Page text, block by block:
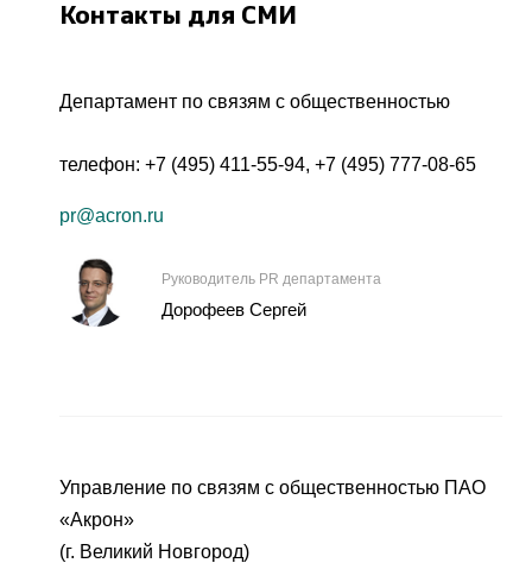
Контакты для СМИ
Департамент по связям с общественностью
телефон: +7 (495) 411-55-94, +7 (495) 777-08-65
pr@acron.ru
Руководитель PR департамента
Дорофеев Сергей
Управление по связям с общественностью ПАО
«Акрон»
(г. Великий Новгород)